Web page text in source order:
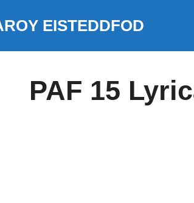
EISTEDDFOD
PAF 15